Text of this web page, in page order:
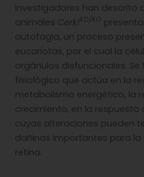
investigadores han descrito
animales CerklKD/KO
autofagia, un proceso
eucariotas, por el cual la
orgánulos disfuncionales.
fisiológico que actúa en la
metabolismo energético, la
crecimiento, en la respuesta
cuyas alteraciones pueden
dañinas importantes para
retina.